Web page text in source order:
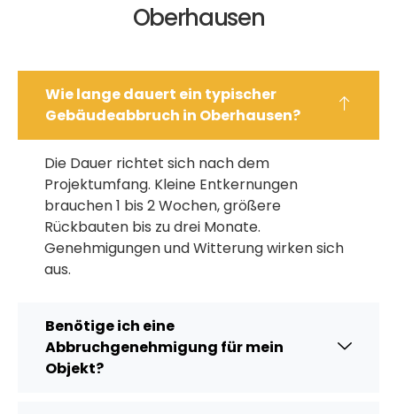
Oberhausen
Wie lange dauert ein typischer
Gebäudeabbruch in Oberhausen?
Die Dauer richtet sich nach dem
Projektumfang. Kleine Entkernungen
brauchen 1 bis 2 Wochen, größere
Rückbauten bis zu drei Monate.
Genehmigungen und Witterung wirken sich
aus.
Benötige ich eine
Abbruchgenehmigung für mein
Objekt?